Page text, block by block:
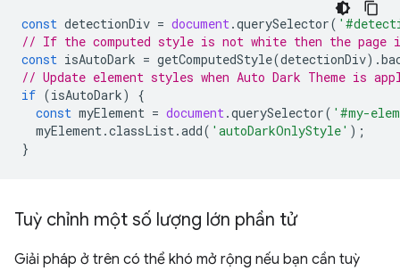
const detectionDiv = document.querySelector(
// If the computed style is not white then the page
const isAutoDark = getComputedStyle(detectionDiv).
// Update element styles when Auto Dark Theme is
if (isAutoDark)
{
const myElement = document.querySelector( '#my-
myElement.classList.add( 'autoDarkOnlyStyle' );
}
Tuỳ chỉnh một số lượng lớn phần tử
Giải pháp ở trên có thể khó mở rộng nếu bạn cần tuỳ